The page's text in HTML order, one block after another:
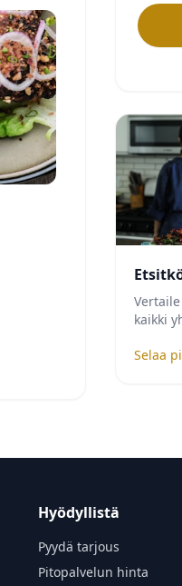
kaikki
Selaa
Hyödyllistä
Pyydä tarjous
Pitopalvelun hinta